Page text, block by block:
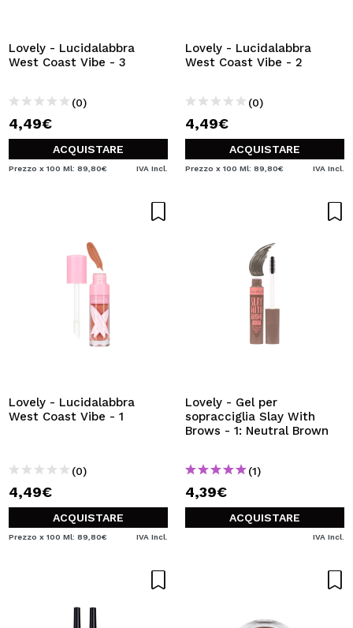
Lovely - Lucidalabbra
West Coast Vibe - 3
(0)
4,49€
ACQUISTARE
Prezzo x 100 Ml: 89,80€ IVA Incl.
Lovely - Lucidalabbra
West Coast Vibe - 2
(0)
4,49€
ACQUISTARE
Prezzo x 100 Ml: 89,80€ IVA Incl.
Lovely - Lucidalabbra
West Coast Vibe - 1
(0)
4,49€
ACQUISTARE
Prezzo x 100 Ml: 89,80€ IVA Incl.
Lovely - Gel per
sopracciglia Slay With
Brows - 1: Neutral Brown
(1)
4,39€
ACQUISTARE
IVA Incl.